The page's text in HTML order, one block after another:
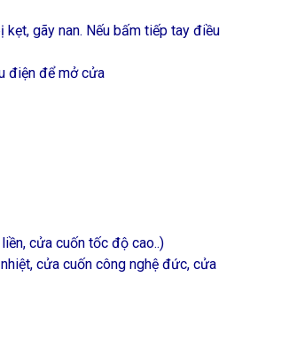
gãy nan. Nếu bấm tiếp tay điều
điện để mở cửa
cửa cuốn tốc độ cao..)
cửa cuốn công nghệ đức, cửa